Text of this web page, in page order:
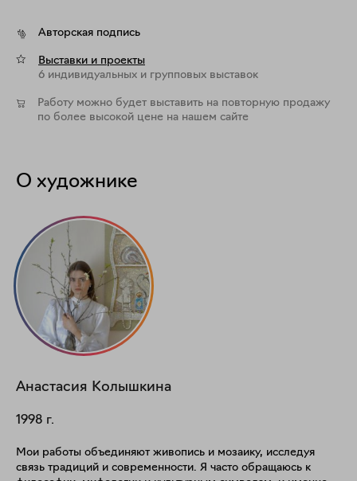
Авторская подпись
Выставки и проекты
6 индивидуальных и групповых выставок
Работу можно будет выставить на повторную продажу
по более высокой цене на нашем сайте
О художнике
Анастасия Колышкина
1998 г.
Мои работы объединяют живопись и мозаику, исследуя
связь традиций и современности. Я часто обращаюсь к